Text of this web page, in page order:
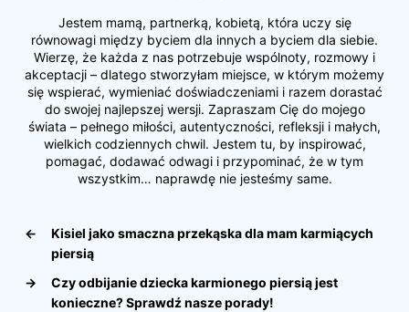
Jestem mamą, partnerką, kobietą, która uczy się
równowagi między byciem dla innych a byciem dla siebie.
Wierzę, że każda z nas potrzebuje wspólnoty, rozmowy i
akceptacji – dlatego stworzyłam miejsce, w którym możemy
się wspierać, wymieniać doświadczeniami i razem dorastać
do swojej najlepszej wersji. Zapraszam Cię do mojego
świata – pełnego miłości, autentyczności, refleksji i małych,
wielkich codziennych chwil. Jestem tu, by inspirować,
pomagać, dodawać odwagi i przypominać, że w tym
wszystkim… naprawdę nie jesteśmy same.
←
Kisiel jako smaczna przekąska dla mam karmiących
piersią
→
Czy odbijanie dziecka karmionego piersią jest
konieczne? Sprawdź nasze porady!